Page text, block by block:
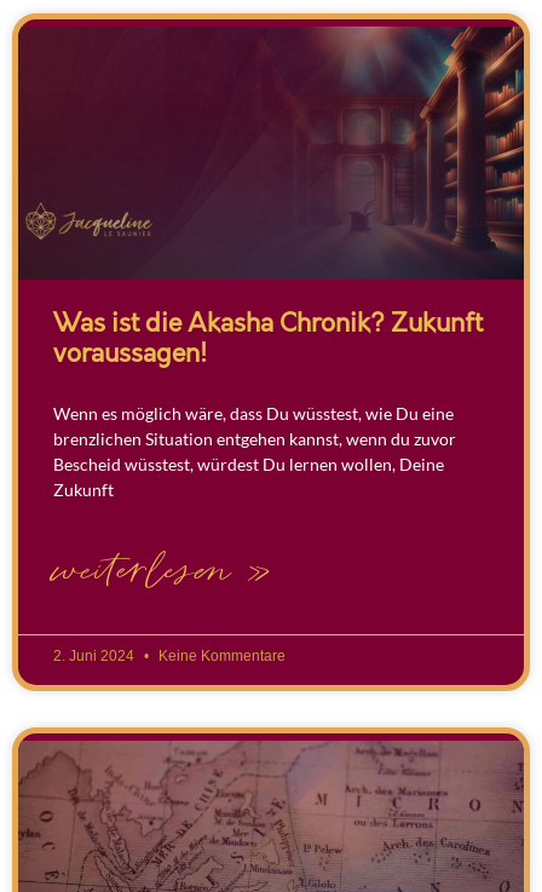
Was ist die Akasha Chronik? Zukunft
voraussagen!
Wenn es möglich wäre, dass Du wüsstest, wie Du eine
brenzlichen Situation entgehen kannst, wenn du zuvor
Bescheid wüsstest, würdest Du lernen wollen, Deine
Zukunft
weiterlesen »
2. Juni 2024 Keine Kommentare